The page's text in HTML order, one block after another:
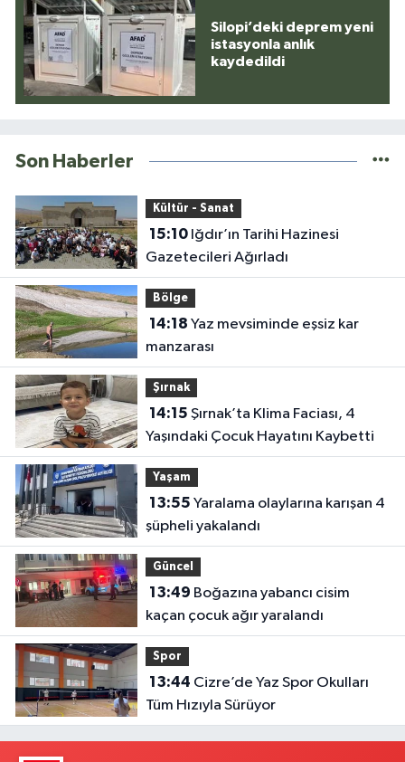
Silopi’deki deprem yeni
istasyonla anlık
kaydedildi
Son Haberler
Kültür - Sanat
15:10Iğdır’ın Tarihi Hazinesi
Gazetecileri Ağırladı
Bölge
14:18
manzarası
Şırnak
14:15
Yaşındaki Çocuk Hayatını Kaybetti
Yaşam
13:55
şüpheli yakalandı
Güncel
13:49
kaçan çocuk ağır yaralandı
Spor
13:44
Tüm Hızıyla Sürüyor